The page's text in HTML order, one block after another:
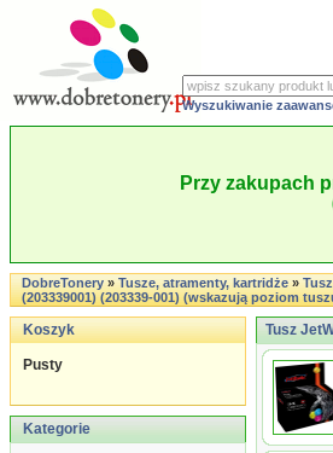
Wyszukiwanie
Przy zakupach
DobreTonery»Tusze, atramenty, kartridże»
(203339001) (203339-001) (wskazują poziom
Koszyk
Pusty
Kategorie
Tusz